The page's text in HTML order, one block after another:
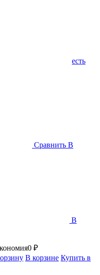
есть
Сравнить В
В
0 ₽
В корзине Купить в